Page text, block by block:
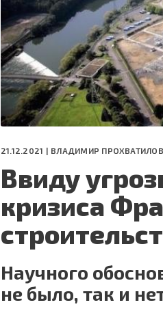
СЕГОДНЯ
ПОЛЯ БИТВЫ 2024
21.12.2021 | ВЛАДИМИР ПРОХВАТИЛОВ
Ввиду
кризиса
Научного
не было, так и